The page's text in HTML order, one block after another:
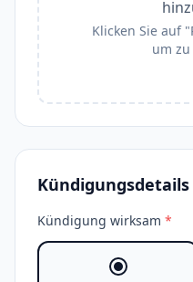
Klicken Sie auf
um
Kündigungsdetails
Kündigung wirksam *